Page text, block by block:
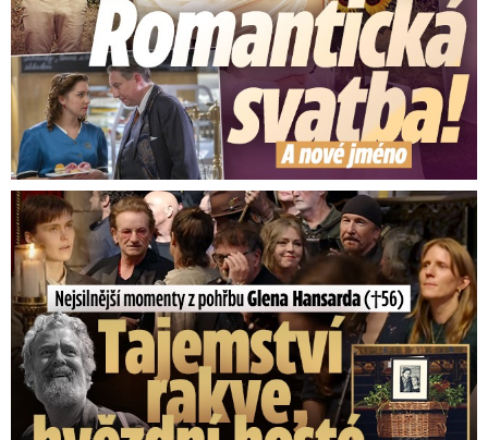
Nejsilnější momenty z pohřbu Glena Hansarda (†56)